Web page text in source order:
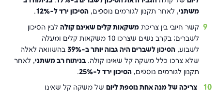
משתני, לאחר תקנון לגורמים נוספים, הסיכון ירד ל-12% .
קשר חיובי בין צריכת משקאות קלים שאינם קולהלבין הסיכון
לשברים; בקרב נשים שצרכו 10 משקאות קלים ומעלה
לשבוע, הסיכון לשברים היה גבוה יותר ב-39%
בהשוואה לאלה
שלא צרכו כלל משקה קל שאינו קולה. בניתוח רב משתני, לאחר
תקנון לגורמים נוספים, הסיכון ירד ל-25% .
צריכה של מנה אחת נוספת ליוםשל משקה קל שאינו